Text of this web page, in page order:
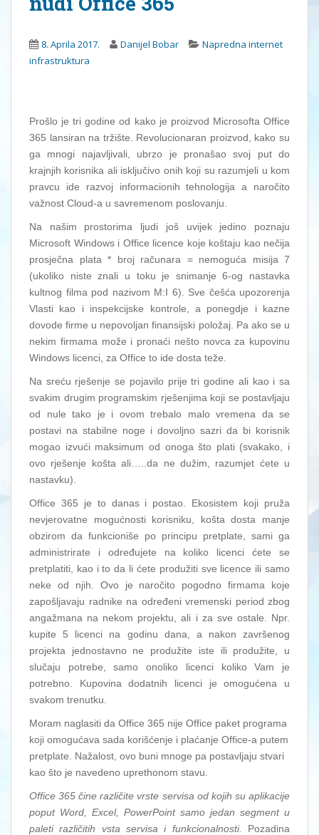
8. Aprila 2017. Danijel Bobar
Napredna internet
infrastruktura
Prošlo je tri godine od kako je proizvod Microsofta Office
365 lansiran na tržište. Revolucionaran proizvod, kako su
ga mnogi najavljivali, ubrzo je pronašao svoj put do
krajnjih korisnika ali isključivo onih koji su razumjeli u kom
pravcu ide razvoj informacionih tehnologija a naročito
važnost Cloud-a u savremenom poslovanju.
Na našim prostorima ljudi još uvijek jedino poznaju
Microsoft Windows i Office licence koje koštaju kao nečija
prosječna plata * broj računara = nemoguća misija 7
(ukoliko niste znali u toku je snimanje 6-og nastavka
kultnog filma pod nazivom M:I 6). Sve češća upozorenja
Vlasti kao i inspekcijske kontrole, a ponegdje i kazne
dovode firme u nepovoljan finansijski položaj. Pa ako se u
nekim firmama može i pronaći nešto novca za kupovinu
Windows licenci, za Office to ide dosta teže.
Na sreću rješenje se pojavilo prije tri godine ali kao i sa
svakim drugim programskim rješenjima koji se postavljaju
od nule tako je i ovom trebalo malo vremena da se
postavi na stabilne noge i dovoljno sazri da bi korisnik
mogao izvući maksimum od onoga što plati (svakako, i
ovo rješenje košta ali…..da ne dužim, razumjet ćete u
nastavku).
Office 365 je to danas i postao. Ekosistem koji pruža
nevjerovatne mogućnosti korisniku, košta dosta manje
obzirom da funkcioniše po principu pretplate, sami ga
administrirate i određujete na koliko licenci ćete se
pretplatiti, kao i to da li ćete produžiti sve licence ili samo
neke od njih. Ovo je naročito pogodno firmama koje
zapošljavaju radnike na određeni vremenski period zbog
angažmana na nekom projektu, ali i za sve ostale. Npr.
kupite 5 licenci na godinu dana, a nakon završenog
projekta jednostavno ne produžite iste ili produžite, u
slučaju potrebe, samo onoliko licenci koliko Vam je
potrebno. Kupovina dodatnih licenci je omogućena u
svakom trenutku.
Moram naglasiti da Office 365 nije Office paket programa
koji omogućava sada korišćenje i plaćanje Office-a putem
pretplate. Nažalost, ovo buni mnoge pa postavljaju stvari
kao što je navedeno uprethonom stavu.
Office 365 čine različite vrste servisa od kojih su aplikacije
poput Word, Excel, PowerPoint samo jedan segment u
paleti različitih vsta servisa i funkcionalnosti.
Pozadina